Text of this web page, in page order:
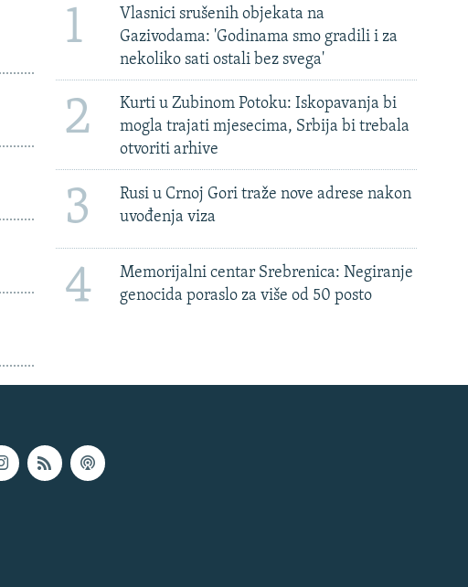
1
Vlasnici srušenih objekata na
Gazivodama: 'Godinama smo gradili i za
nekoliko sati ostali bez svega'
2
Kurti u Zubinom Potoku: Iskopavanja bi
mogla trajati mjesecima, Srbija bi trebala
otvoriti arhive
3
Rusi u Crnoj Gori traže nove adrese nakon
uvođenja viza
4
Memorijalni centar Srebrenica: Negiranje
genocida poraslo za više od 50 posto